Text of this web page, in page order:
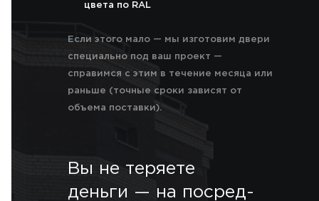
цвета по RAL
Если этого мало — мы изготовим двери
специально под ваш проект —
справимся с этим в течение месяца или
раньше (точные сроки зависят от
объема поставки).
Вы не теряете
деньги — на посред-